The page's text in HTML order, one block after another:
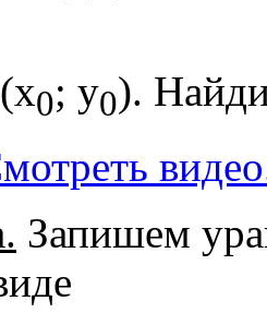
0; у0).
Запишем